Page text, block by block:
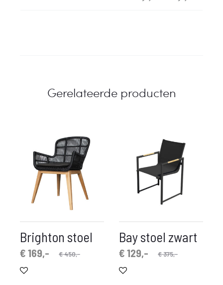
Gerelateerde producten
Brighton stoel
€450,-
€169,-
prijs
Bay stoel zwart
€375,-
Oorspronkelijke
€129,-
Huidige
prijs